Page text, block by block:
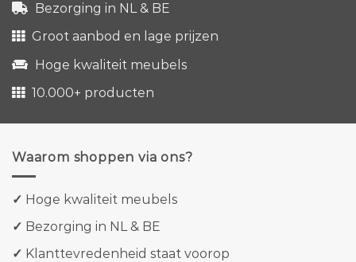
Bezorging in NL & BE
Groot aanbod en lage prijzen
Hoge kwaliteit meubels
10.000+ producten
Waarom shoppen via ons?
✓ Hoge kwaliteit meubels
✓ Bezorging in NL & BE
✓ Klanttevredenheid staat voorop